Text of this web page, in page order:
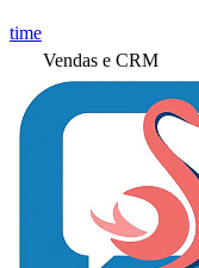
time
Vendas e CRM